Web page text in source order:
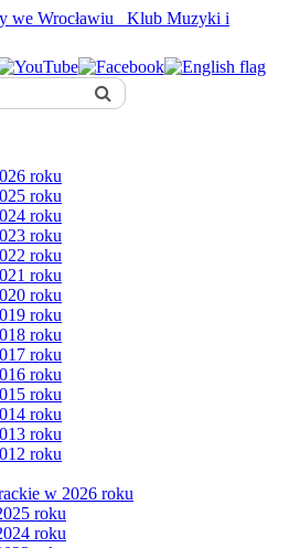
Klub Muzyki i
roku
roku
roku
roku
roku
roku
roku
roku
roku
roku
roku
roku
roku
roku
roku
w 2026 roku
roku
roku